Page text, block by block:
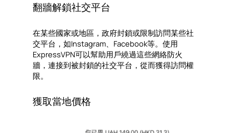
翻牆解鎖社交平台
在某些國家或地區，政府封鎖或限制訪問某些社
交平台，如Instagram、Facebook等。使用
ExpressVPN可以幫助用戶繞過這些網絡防火
牆，連接到被封鎖的社交平台，從而獲得訪問權
限。
獲取當地價格